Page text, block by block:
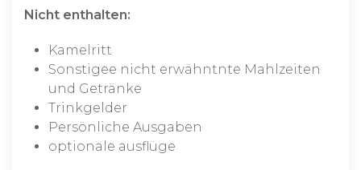
Nicht enthalten:
Kamelritt
Sonstigee nicht erwähntnte Mahlzeiten
und Getränke
Trinkgelder
Persönliche Ausgaben
optionale ausflüge